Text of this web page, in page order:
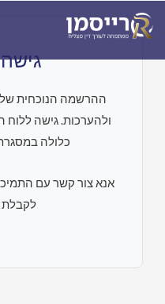
גישה
ההרשמה הנוכחית שלך
כלולה במסגרת
אנא צור קשר עם התמיכה
לקבלת